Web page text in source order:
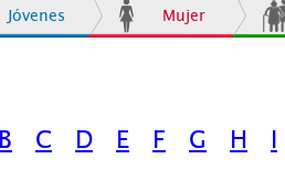
Jóvenes Mujer
B C D E F G H
I